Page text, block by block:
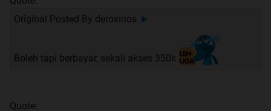
Original Posted By deroxinos ►
Boleh tapi berbayar, sekali akses 350k
Quote: